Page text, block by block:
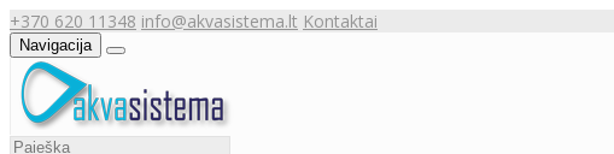
+370 620 11348 info@akvasistema.lt Kontaktai
Navigacija